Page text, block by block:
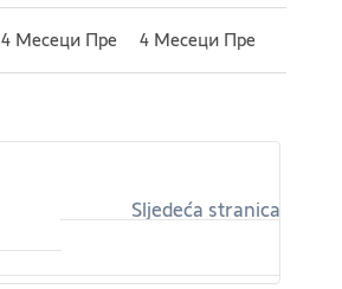
4 Месеци Пре 4 Месеци Пре
Sljedeća stranica